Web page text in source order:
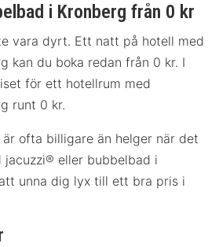
i Kronberg från 0 kr
vara dyrt. Ett natt på hotell med
kan du boka redan från 0 kr. I
för ett hotellrum med
runt 0 kr.
är ofta billigare än helger när det
jacuzzi® eller bubbelbad i
unna dig lyx till ett bra pris i